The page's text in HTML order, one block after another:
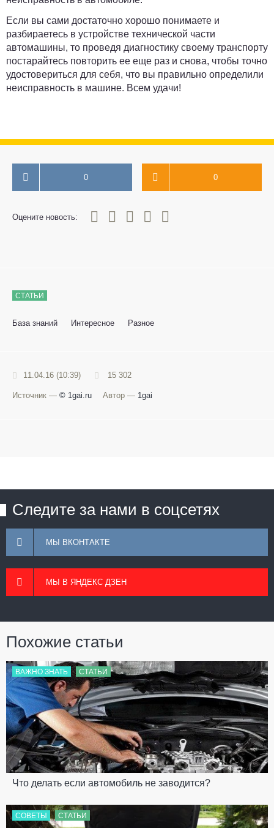
Если вы сами достаточно хорошо понимаете и
разбираетесь в устройстве технической части
автомашины, то проведя диагностику своему транспорту
постарайтесь повторить ее еще раз и снова, чтобы точно
удостовериться для себя, что вы правильно определили
неисправность в машине. Всем удачи!
0 0
Оцените новость:
0
1 3 4 5
СТАТЬИ
База знаний Интересное Разное
11.04.16 (10:39) 15 302
Источник — © 1gai.ru Автор — 1gai
Следите за нами в соцсетях
МЫ ВКОНТАКТЕ
МЫ В ЯНДЕКС ДЗЕН
Похожие статьи
ВАЖНО ЗНАТЬ СТАТЬИ
Что делать если автомобиль не заводится?
СОВЕТЫ СТАТЬИ